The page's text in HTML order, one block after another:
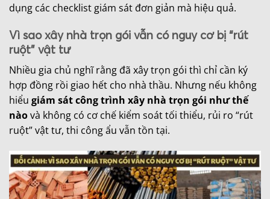
dụng các checklist giám sát đơn giản mà hiệu quả.
Vì sao xây nhà trọn gói vẫn có nguy cơ bị “rút
ruột” vật tư
Nhiều gia chủ nghĩ rằng đã xây trọn gói thì chỉ cần ký
hợp đồng rồi giao hết cho nhà thầu. Nhưng nếu không
hiểu giám sát công trình xây nhà trọn gói như thế
nàovà không có cơ chế kiểm soát tối thiểu, rủi ro “rút
ruột” vật tư, thi công ẩu vẫn tồn tại.